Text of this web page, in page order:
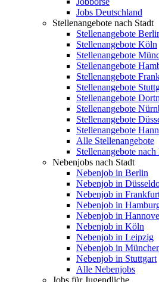
Jobs Deutschland
Stellenangebote nach Stadt
Stellenangebote
Stellenangebote Köln
Stellenangebote
Stellenangebote
Stellenangebote
Stellenangebote
Stellenangebote
Stellenangebote
Stellenangebote
Stellenangebote
Alle Stellenangebote
Stellenangebote
Nebenjobs nach Stadt
Nebenjob in Berlin
Nebenjob in
Nebenjob in
Nebenjob in
Nebenjob in
Nebenjob in Köln
Nebenjob in Leipzig
Nebenjob in
Nebenjob in Stuttgart
Alle Nebenjobs
Jobs für Jugendliche